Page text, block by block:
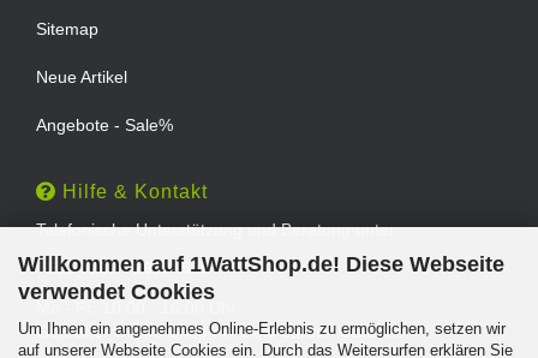
Willkommen auf 1WattShop.de! Diese Webseite
verwendet Cookies
Um Ihnen ein angenehmes Online-Erlebnis zu ermöglichen, setzen wir
auf unserer Webseite Cookies ein. Durch das Weitersurfen erklären Sie
Sitemap
Neue Artikel
Angebote - Sale%
Hilfe & Kontakt
Telefonische Unterstützung und Beratung unter:
TEL: 0202 - 29994539
Geprüfter Online Shop mit Geld-zurück-Garantie.